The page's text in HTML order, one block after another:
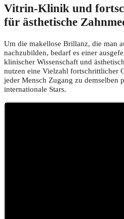
Vitrin-Klinik und
für ästhetische
Um die makellose Brillanz, die man
nachzubilden, bedarf es einer
klinischer Wissenschaft und
nutzen eine Vielzahl fortschrittlicher
jeder Mensch Zugang zu demselben
internationale Stars.